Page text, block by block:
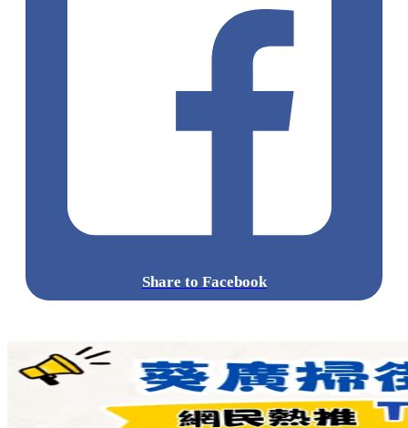
Share to Facebook